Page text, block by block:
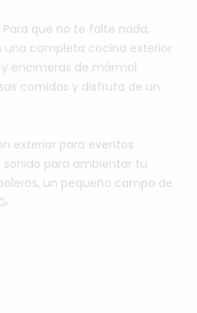
Para que no te falte nada,
una completa cocina exterior
y encimeras de mármol
comidas y disfruta de un
exterior para eventos
sonido para ambientar tu
un pequeño campo de